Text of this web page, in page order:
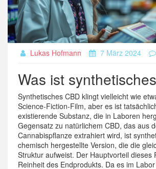
Lukas Hofmann 7 März 2024
Was ist
Synthetisches CBD klingt vielleicht wie
Science-Fiction-Film, aber es ist
existierende Substanz, die in Laboren
Gegensatz zu natürlichem CBD, das aus
Cannabispflanze extrahiert wird, ist
chemisch hergestellte Version, die die
Struktur aufweist. Der Hauptvorteil dieses
Reinheit des Endprodukts. Da es im